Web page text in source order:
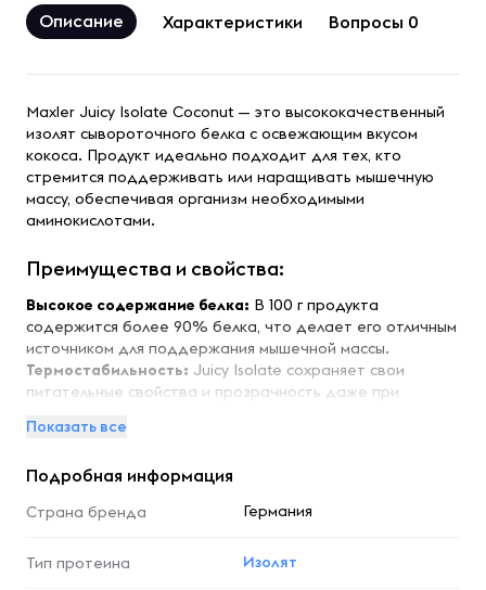
Описание Характеристики Вопросы 0
Maxler Juicy Isolate Coconut — это высококачественный
изолят сывороточного белка с освежающим вкусом
кокоса. Продукт идеально подходит для тех, кто
стремится поддерживать или наращивать мышечную
массу, обеспечивая организм необходимыми
аминокислотами.
Преимущества и свойства:
Высокое содержание белка: В 100 г продукта
содержится более 90% белка, что делает его отличным
источником для поддержания мышечной массы.
Термостабильность: Juicy Isolate сохраняет свои
питательные свойства и прозрачность даже при
в различных рецептах.
в воде, создавая однородный напиток без комков.
Особенности:
Juicy Isolate содержит PRObev — особый изолят
Показать все
Подробная информация
Страна бренда Германия
Тип протеина Изолят